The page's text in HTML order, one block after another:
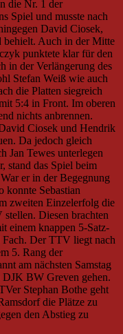
die Nr. 1 der
Spiel und musste nach
David Ciosek,
behielt. Auch in der Mitte
punktete klar für den
in der Verlängerung des
Stefan Weiß wie auch
die Platten siegreich
5:4 in Front. Im oberen
nichts anbrennen.
Ciosek und Hendrik
Da jedoch gleich
Jan Tewes unterlegen
stand das Spiel beim
er in der Begegnung
konnte Sebastian
zweiten Einzelerfolg die
Diesen brachten
einem knappen 5-Satz-
Fach. Der TTV liegt nach
5. Rang der
am nächsten Samstag
DJK BW Greven gehen.
Stephan Bothe geht
die Plätze zu
den Abstieg zu